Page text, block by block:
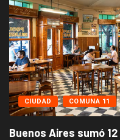
CIUDAD COMUNA 11
Buenos Aires sumó